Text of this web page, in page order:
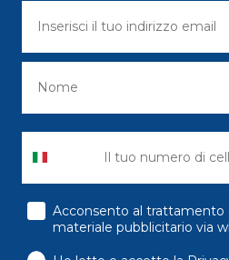
consenso
Acconsento al trattamento
materiale pubblicitario via